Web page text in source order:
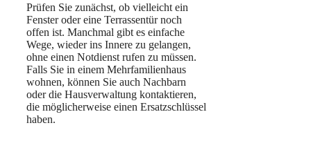
Prüfen Sie zunächst, ob vielleicht ein
Fenster oder eine Terrassentür noch
offen ist. Manchmal gibt es einfache
Wege, wieder ins Innere zu gelangen,
ohne einen Notdienst rufen zu müssen.
Falls Sie in einem Mehrfamilienhaus
wohnen, können Sie auch Nachbarn
oder die Hausverwaltung kontaktieren,
die möglicherweise einen Ersatzschlüssel
haben.